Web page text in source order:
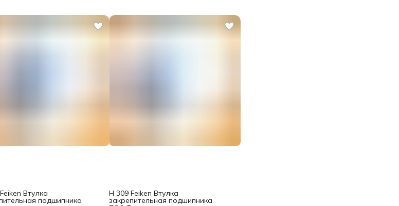
Втулка
подшипника
H 309 Feiken Втулка
закрепительная подшипника